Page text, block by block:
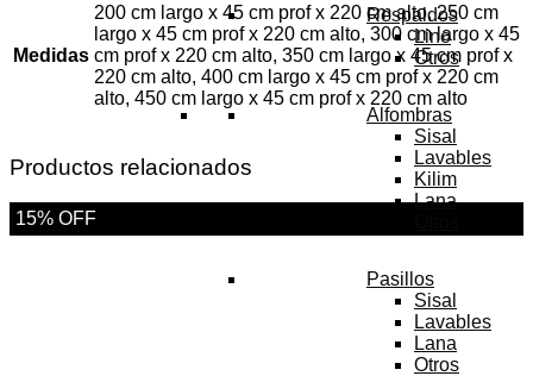
Respaldos
Lino
Otros
Alfombras
Sisal
Lavables
Kilim
Lana
Pasillos
Sisal
Lavables
Lana
Otros
Medidas
200 cm largo x 45 cm prof x 220 cm alto, 250 cm
largo x 45 cm prof x 220 cm alto, 300 cm largo x 45
cm prof x 220 cm alto, 350 cm largo x 45 cm prof x
220 cm alto, 400 cm largo x 45 cm prof x 220 cm
alto, 450 cm largo x 45 cm prof x 220 cm alto
Productos relacionados
15% OFF